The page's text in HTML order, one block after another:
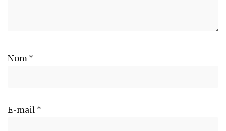
Nom *
E-mail *